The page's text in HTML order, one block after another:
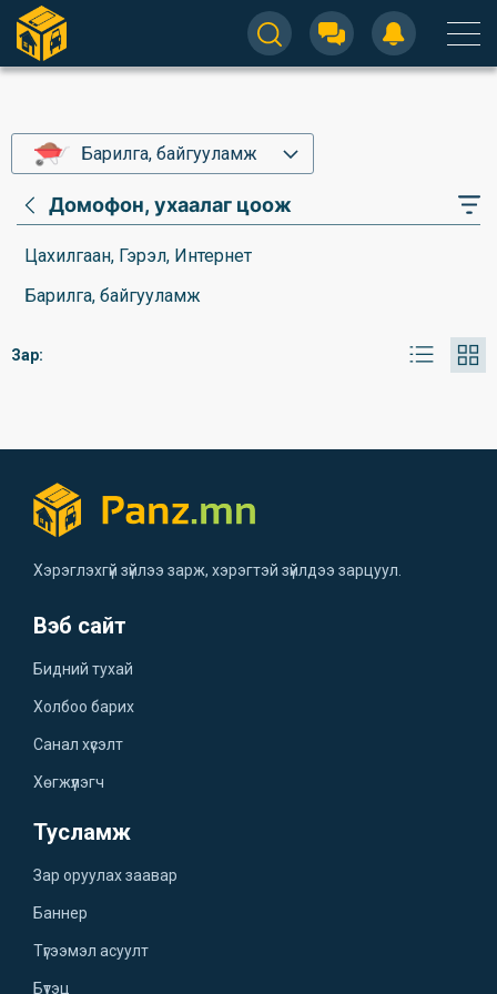
Барилга, байгууламж
Домофон, ухаалаг цоож
Цахилгаан, Гэрэл, Интернет
Барилга, байгууламж
Зар:
Хэрэглэхгүй зүйлээ зарж, хэрэгтэй зүйлдээ зарцуул.
Вэб сайт
Бидний тухай
Холбоо барих
Санал хүсэлт
Хөгжүүлэгч
Тусламж
Зар оруулах заавар
Баннер
Түгээмэл асуулт
Бүтэц